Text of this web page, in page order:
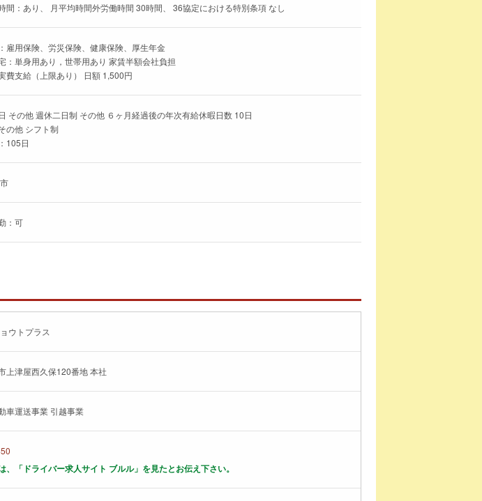
間：あり、 月平均時間外労働時間 30時間、 36協定における特別条項 なし
雇用保険、労災保険、健康保険、厚生年金
：単身用あり，世帯用あり 家賃半額会社負担
費支給（上限あり） 日額 1,500円
その他 週休二日制 その他 ６ヶ月経過後の年次有給休暇日数 10日
の他 シフト制
105日
：可
ウトプラス
上津屋西久保120番地 本社
車運送事業 引越事業
、「ドライバー求人サイト ブルル」を見たとお伝え下さい。